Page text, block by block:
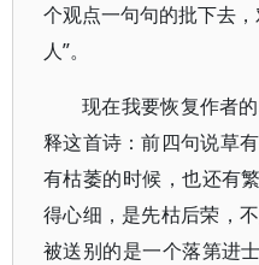
个观点一句句的批下去
人”。
现在我要恢复作者
释这首诗：前四句说草
有枯萎的时候，也还有
得心细，是先枯后荣，
被送别的是一个落第进